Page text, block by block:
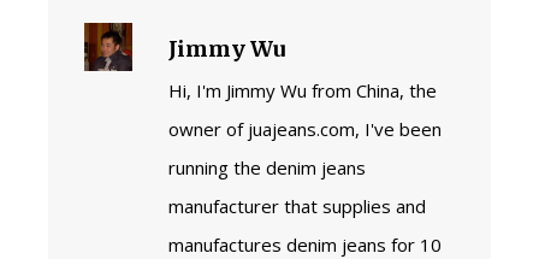
Jimmy Wu
Hi, I'm Jimmy Wu from China, the
owner of juajeans.com, I've been
running the denim jeans
manufacturer that supplies and
manufactures denim jeans for 10